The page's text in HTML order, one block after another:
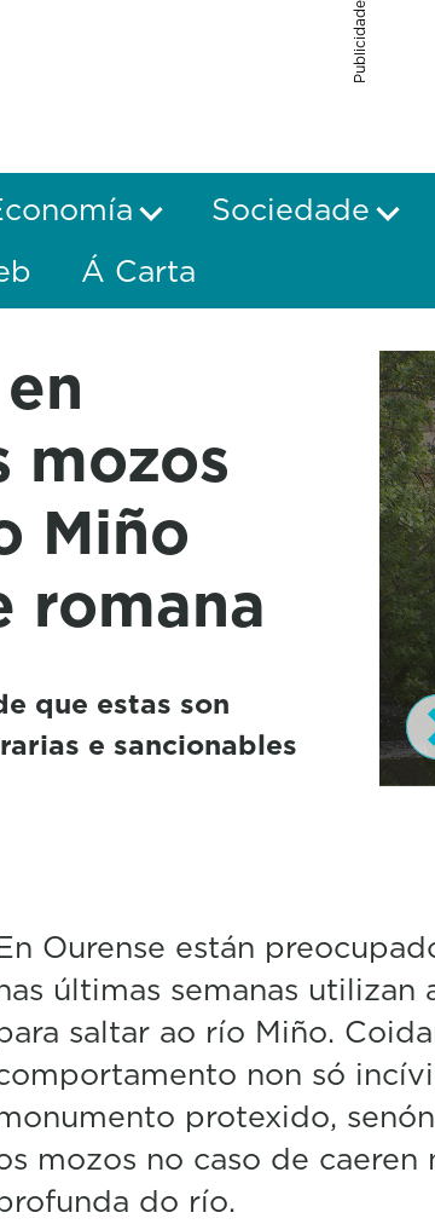
Publicidade
Sociedade
Á Carta
mozos
Miño
romana
que estas son
e sancionables
s
o
f
1
m
i
u
e
Ourense están
últimas semanas utilizan
saltar ao río Miño.
non só
protexido,
mozos no caso de caeren
do río.